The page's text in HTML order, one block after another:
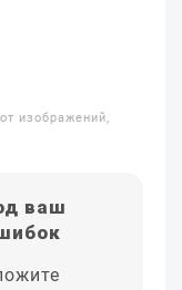
изображений,
ваш